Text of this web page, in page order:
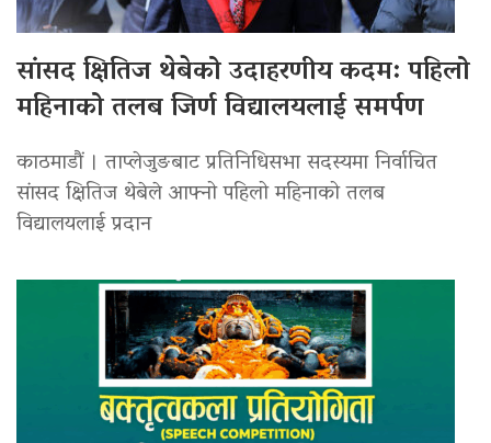
सांसद क्षितिज थेबेको उदाहरणीय कदम: पहिलो
महिनाको तलब जिर्ण विद्यालयलाई समर्पण
काठमाडौं । ताप्लेजुङबाट प्रतिनिधिसभा सदस्यमा निर्वाचित
सांसद क्षितिज थेबेले आफ्नो पहिलो महिनाको तलब
विद्यालयलाई प्रदान